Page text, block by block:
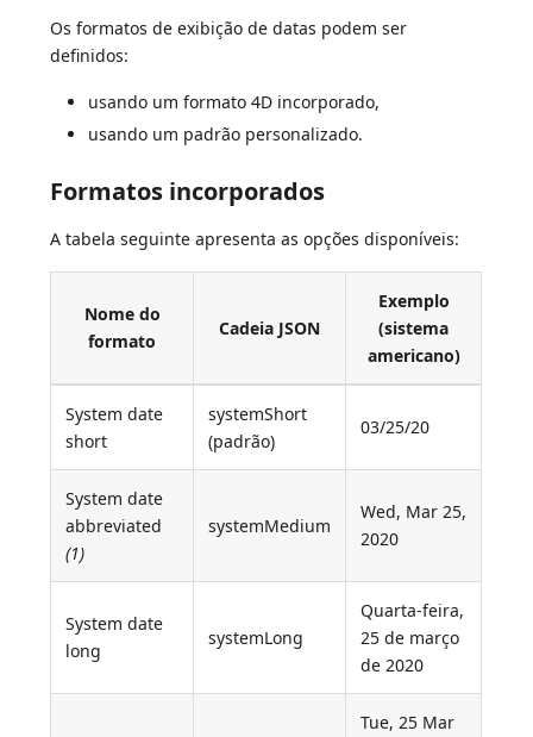
Os formatos de exibição de datas podem ser
definidos:
usando um formato 4D incorporado,
usando um padrão personalizado.
Formatos incorporados
A tabela seguinte apresenta as opções disponíveis:
Nome do
formato
Cadeia JSON
Exemplo
(sistema
americano)
System date
short
systemShort
(padrão)
03/25/20
System date
abbreviated
(1)
systemMedium
Wed, Mar 25,
2020
System date
long
systemLong
Quarta-feira,
25 de março
de 2020
Tue, 25 Mar